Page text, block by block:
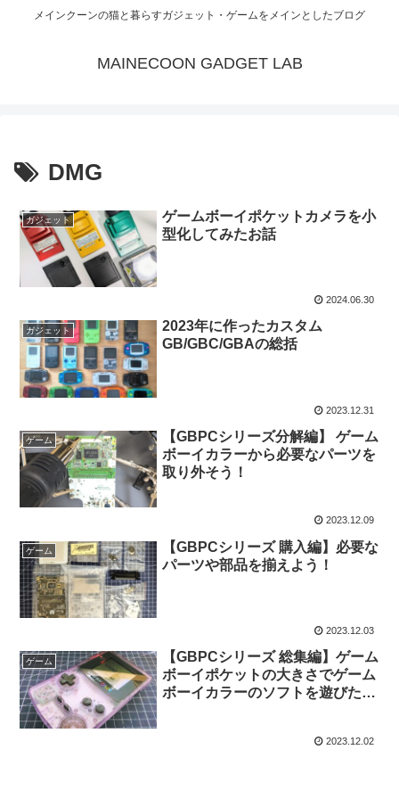
メインクーンの猫と暮らすガジェット・ゲームをメインとしたブログ
MAINECOON GADGET LAB
DMG
ガジェット
ゲームボーイポケットカメラを小
型化してみたお話
2024.06.30
ガジェット
2023年に作ったカスタム
GB/GBC/GBAの総括
2023.12.31
ゲーム
【GBPCシリーズ分解編】 ゲーム
ボーイカラーから必要なパーツを
取り外そう！
2023.12.09
ゲーム
【GBPCシリーズ 購入編】必要な
パーツや部品を揃えよう！
2023.12.03
ゲーム
【GBPCシリーズ 総集編】ゲーム
ボーイポケットの大きさでゲーム
ボーイカラーのソフトを遊びたい
2023.12.02